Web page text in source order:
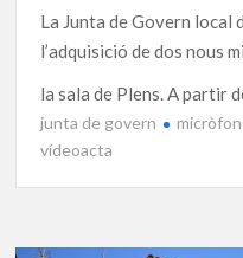
La Junta de Govern local
l’adquisició de dos nous
la sala de Plens. A partir
junta de govern
vídeoacta